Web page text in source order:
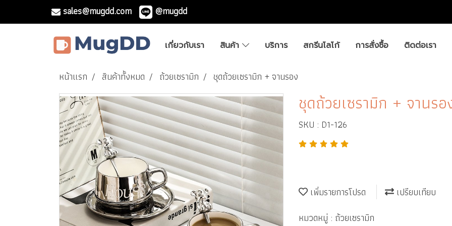
sales@mugdd.com @mugdd
เกี่ยวกับเรา สินค้า บริการ สกรีนโลโก้ การสั่งซื้อ ติดต่อเรา
หน้าแรก สินค้าทั้งหมด ถ้วยเซรามิก ชุดถ้วยเซรามิก + จานรอง
ชุดถ้วยเซรามิก + จานรอ
SKU : D1-126
เพิ่มรายการโปรด
เปรียบเทียบ
หมวดหมู่ : ถ้วยเซรามิก